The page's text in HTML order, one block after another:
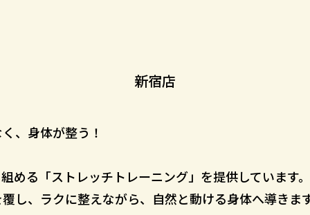
新宿店
、身体が整う！
める「ストレッチトレーニング」を提供しています。
し、ラクに整えながら、自然と動ける身体へ導きま